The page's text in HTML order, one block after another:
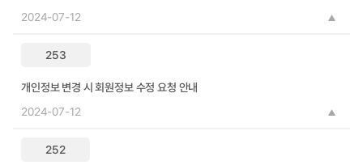
2024-07-12
253
개인정보 변경 시 회원정보 수정 요청 안내
2024-07-12
252